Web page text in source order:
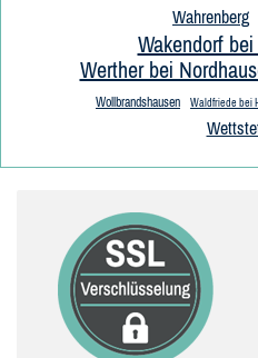
Wahrenberg
Wakendorf
Werther bei
Wollbrandshausen
Waldfriede bei